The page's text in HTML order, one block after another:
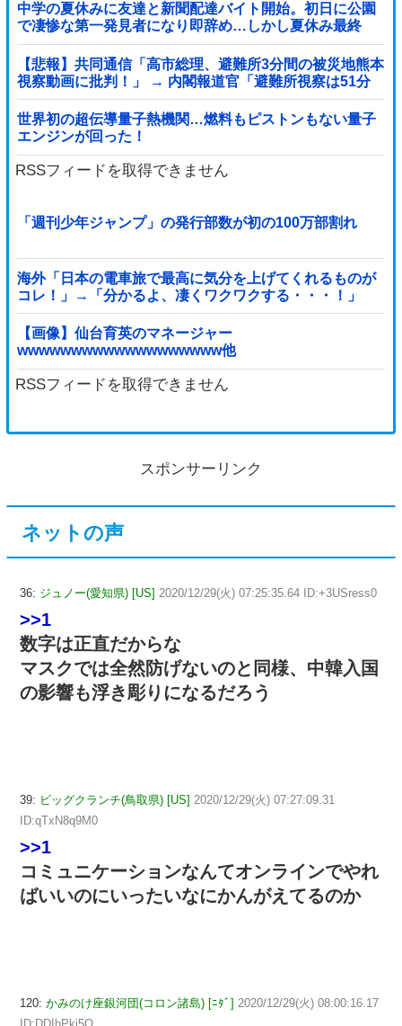
中学の夏休みに友達と新聞配達バイト開始。初日に公園
で凄惨な第一発見者になり即辞め…しかし夏休み最終
日、バイトを続けた友人の身に起きた「更なる悲劇」←
このバイト先、呪われすぎだろ
【悲報】共同通信「高市総理、避難所3分間の被災地熊本
視察動画に批判！」 → 内閣報道官「避難所視察は51分
間！大変な状況の中で、1時間近く受け入...
世界初の超伝導量子熱機関…燃料もピストンもない量子
エンジンが回った！
RSSフィードを取得できません
「週刊少年ジャンプ」の発行部数が初の100万部割れ
海外「日本の電車旅で最高に気分を上げてくれるものが
コレ！」→「分かるよ、凄くワクワクする・・・！」
【海外の反応】
【画像】仙台育英のマネージャー
wwwwwwwwwwwwwwwwwww他
RSSフィードを取得できません
スポンサーリンク
ネットの声
36: ジュノー(愛知県) [US] 2020/12/29(火) 07:25:35.64 ID:+3USress0
>>1
数字は正直だからな
マスクでは全然防げないのと同様、中韓入国
の影響も浮き彫りになるだろう
39: ビッグクランチ(鳥取県) [US] 2020/12/29(火) 07:27:09.31
ID:qTxN8q9M0
>>1
コミュニケーションなんてオンラインでやれ
ばいいのにいったいなにかんがえてるのか
120: かみのけ座銀河団(コロン諸島) [ﾆﾀﾞ] 2020/12/29(火) 08:00:16.17